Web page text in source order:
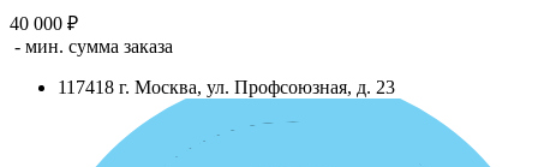
40 000 ₽
- мин. сумма заказа
117418 г. Москва, ул. Профсоюзная, д. 23